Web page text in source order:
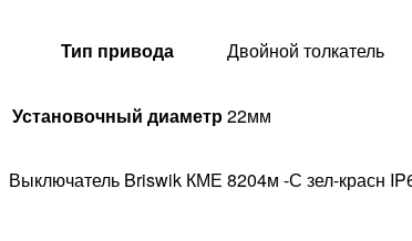
Тип привода Двойной толкатель
Установочный диаметр22мм
Выключатель Briswik КМЕ 8204м -С зел-красн